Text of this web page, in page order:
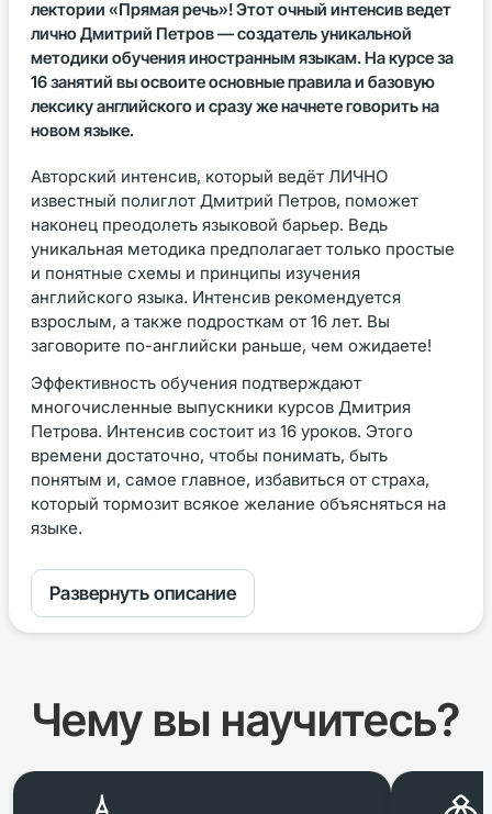
лектории «Прямая речь»! Этот очный интенсив ведет
лично Дмитрий Петров — создатель уникальной
методики обучения иностранным языкам. На курсе за
16 занятий вы освоите основные правила и базовую
лексику английского и сразу же начнете говорить на
новом языке.
Авторский интенсив, который ведёт ЛИЧНО
известный полиглот Дмитрий Петров, поможет
наконец преодолеть языковой барьер. Ведь
уникальная методика предполагает только простые
и понятные схемы и принципы изучения
английского языка. Интенсив рекомендуется
взрослым, а также подросткам от 16 лет. Вы
заговорите по-английски раньше, чем ожидаете!
Эффективность обучения подтверждают
многочисленные выпускники курсов Дмитрия
Петрова. Интенсив состоит из 16 уроков. Этого
времени достаточно, чтобы понимать, быть
понятым и, самое главное, избавиться от страха,
который тормозит всякое желание объясняться на
языке.
Развернуть описание
Чему вы научитесь?